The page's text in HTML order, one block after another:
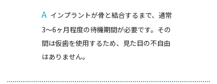
A インプラントが骨と結合するまで、通常
3～6ヶ月程度の待機期間が必要です。その
間は仮歯を使用するため、見た目の不自由
はありません。